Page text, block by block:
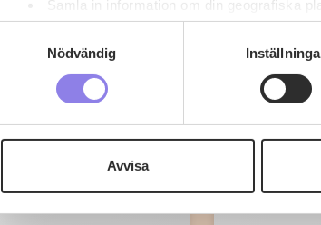
Samla in information om din geografiska
Identifiera din enhet genom att aktivt
Ta reda på mer om hur dina personliga uppgifter
eller dra tillbaka ditt samtycke när som helst från
eller äldre. Genom att besöka webbplatsen
Nödvändig
Avvisa